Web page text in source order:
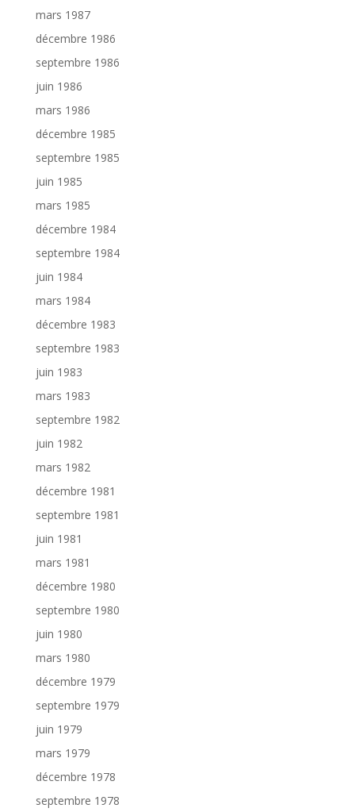
mars 1987
décembre 1986
septembre 1986
juin 1986
mars 1986
décembre 1985
septembre 1985
juin 1985
mars 1985
décembre 1984
septembre 1984
juin 1984
mars 1984
décembre 1983
septembre 1983
juin 1983
mars 1983
septembre 1982
juin 1982
mars 1982
décembre 1981
septembre 1981
juin 1981
mars 1981
décembre 1980
septembre 1980
juin 1980
mars 1980
décembre 1979
septembre 1979
juin 1979
mars 1979
décembre 1978
septembre 1978